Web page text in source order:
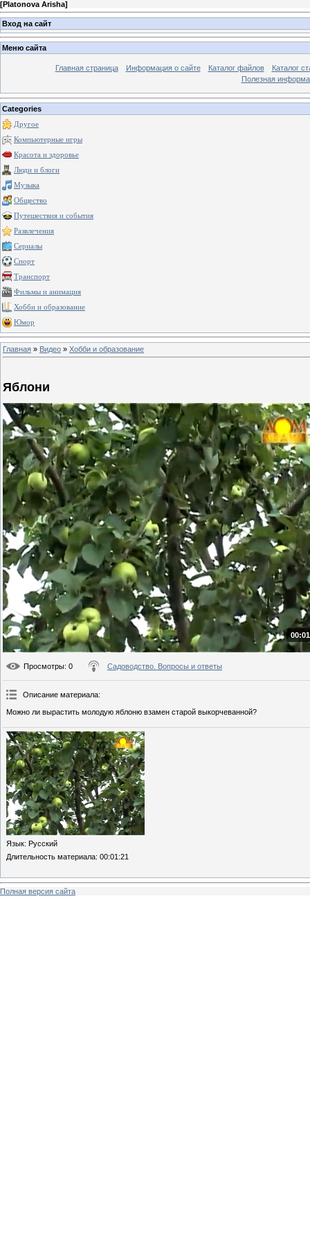
[Platonova Arisha]
Вход на сайт
Меню сайта
Главная страница Информация о сайте Каталог файлов
Каталог
Полезная
Categories
Другое
Компьютерные игры
Красота и здоровье
Люди и блоги
Музыка
Общество
Путешествия и события
Развлечения
Сериалы
Спорт
Транспорт
Фильмы и анимация
Хобби и образование
Юмор
Главная » Видео » Хобби и образование
Яблони
Просмотры: 0 Садоводство. Вопросы и ответы
Описание материала:
Можно ли вырастить молодую яблоню взамен старой выкорчеванной?
Язык: Русский
Длительность материала: 00:01:21
Полная версия сайта